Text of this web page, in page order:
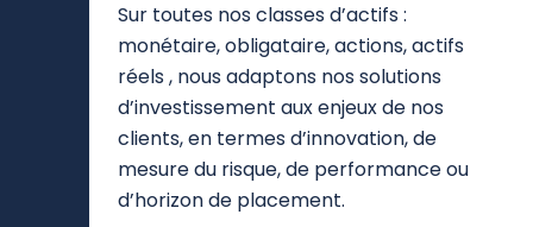
Sur toutes nos classes d’actifs :
monétaire, obligataire, actions, actifs
réels , nous adaptons nos solutions
d’investissement aux enjeux de nos
clients, en termes d’innovation, de
mesure du risque, de performance ou
d’horizon de placement.